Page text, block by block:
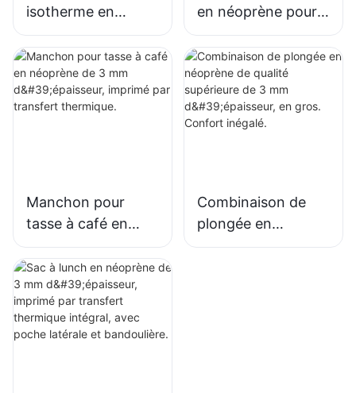
isotherme en
néoprène à couture
zigzag 3 mm
en néoprène pour
femme avec poche
zippée
Manchon pour
tasse à café en
néoprène de 3 mm
d'épaisseur,
imprimé par
transfert
thermique.
Combinaison de
plongée en
néoprène de